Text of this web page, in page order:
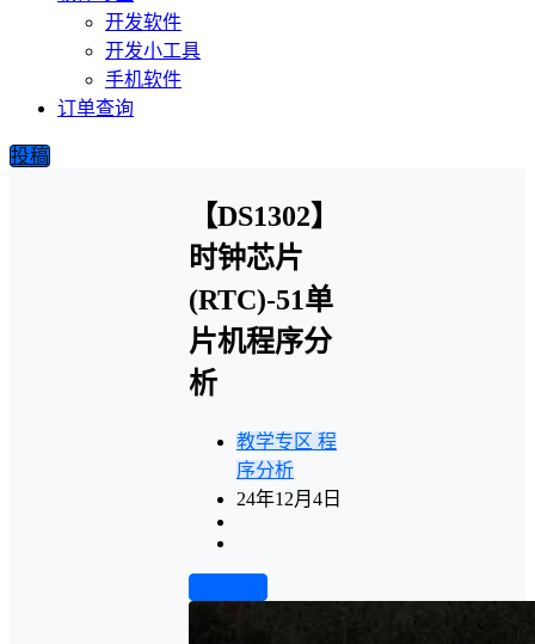
开发软件
开发小工具
手机软件
订单查询
投稿
【DS1302】
时钟芯片
(RTC)-51单
片机程序分
析
教学专区 程
序分析
24年12月4日